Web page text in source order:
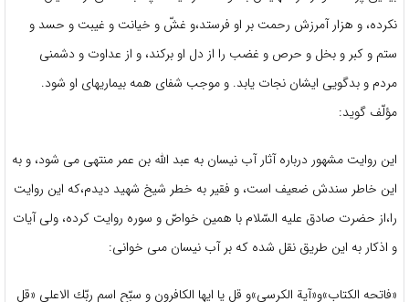
نكرده، و هزار آمرزش رحمت بر او فرستد،و غشّ و خيانت و غيبت و حسد و
ستم و كبر و بخل و حرص و غضب را از دل‏ او بركند، و از عداوت و دشمنى
مردم و بدگويى ايشان نجات يابد. و موجب شفاى همه بيماريهاى او شود.
مؤلّف گويد:
اين روايت مشهور درباره آثار آب نيسان به عبد اللّه بن عمر منتهى مى‏ شود، و به
اين خاطر سندش ضعيف است، و فقير به خطر شيخ شهيد ديدم،كه اين روايت
را،از حضرت صادق عليه السّلام با همين خواصّ و سوره روايت كرده، ولى آيات
و اذكار به اين طريق نقل شده كه بر آب نيسان مىی خوانى:
«فاتحه الكتاب»و«آية الكرسى»و قل يا ايها الكافرون و سبّح اسم ربّك الاعلى «قل